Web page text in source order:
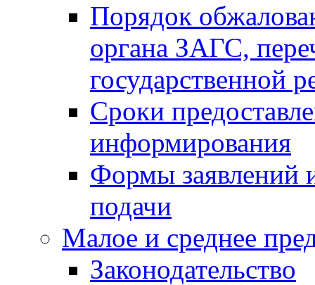
Порядок
органа ЗАГС,
государственной
Сроки
информирования
Формы заявлений
подачи
Малое и среднее
Законодательство